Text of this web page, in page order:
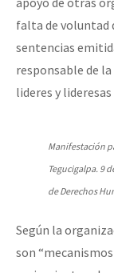
falta de voluntad
sentencias
responsable de
lideres y
Manifestación
Tegucigalpa. 9
de Derechos
Según la
son